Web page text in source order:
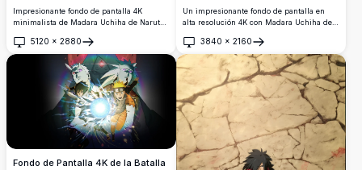
Impresionante fondo de pantalla 4K
minimalista de Madara Uchiha de Naruto,
ondulante, armadura tradicional y el
poderoso símbolo del Sharingan Eterno
Mangekyou en el fondo.
5120 × 2880
Abrir
Un impresionante fondo de pantalla en
alta resolución 4K con Madara Uchiha de
Rinnegan y su icónico cabello puntiagudo
dominan el encuadre, irradiando un aura
de poder supremo e intensa oscuridad.
3840 × 2160
Abrir
Fondo de Pantalla 4K de la Batalla